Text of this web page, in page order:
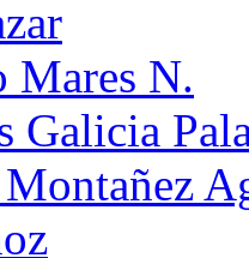
Mares N.
Galicia